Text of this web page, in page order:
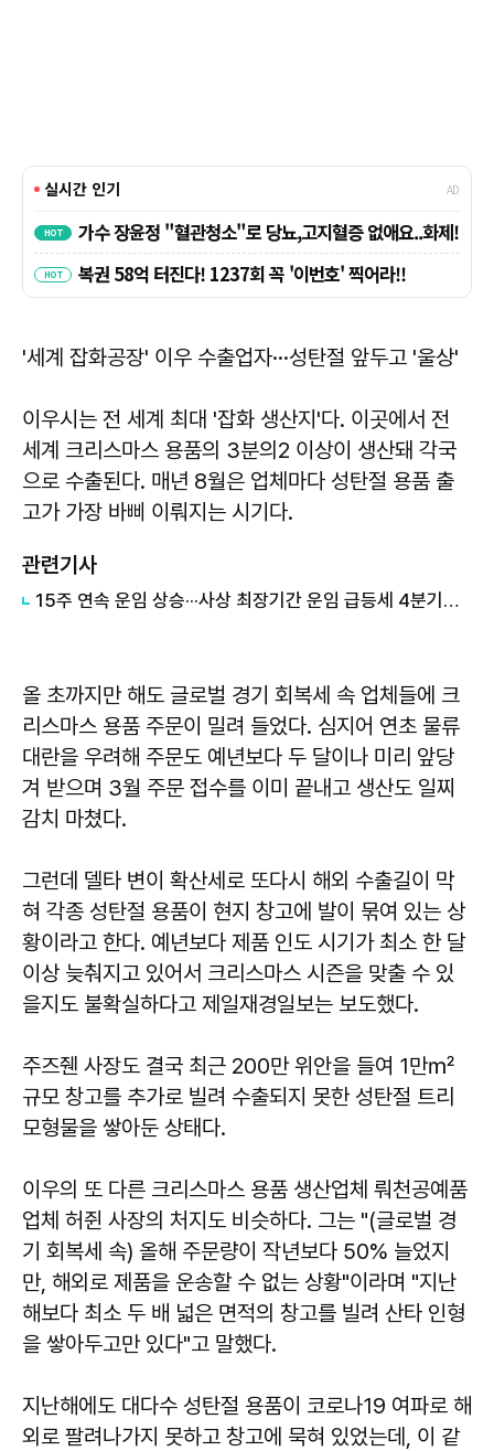
'세계 잡화공장' 이우 수출업자···성탄절 앞두고 '울상'
이우시는 전 세계 최대 '잡화 생산지'다. 이곳에서 전
세계 크리스마스 용품의 3분의2 이상이 생산돼 각국
으로 수출된다. 매년 8월은 업체마다 성탄절 용품 출
고가 가장 바삐 이뤄지는 시기다.
관련기사
15주 연속 운임 상승···사상 최장기간 운임 급등세 4분기까지 지속?
올 초까지만 해도 글로벌 경기 회복세 속 업체들에 크
리스마스 용품 주문이 밀려 들었다. 심지어 연초 물류
대란을 우려해 주문도 예년보다 두 달이나 미리 앞당
겨 받으며 3월 주문 접수를 이미 끝내고 생산도 일찌
감치 마쳤다.
그런데 델타 변이 확산세로 또다시 해외 수출길이 막
혀 각종 성탄절 용품이 현지 창고에 발이 묶여 있는 상
황이라고 한다. 예년보다 제품 인도 시기가 최소 한 달
이상 늦춰지고 있어서 크리스마스 시즌을 맞출 수 있
을지도 불확실하다고 제일재경일보는 보도했다.
주즈줸 사장도 결국 최근 200만 위안을 들여 1만㎡
규모 창고를 추가로 빌려 수출되지 못한 성탄절 트리
모형물을 쌓아둔 상태다.
이우의 또 다른 크리스마스 용품 생산업체 뤄천공예품
업체 허쥔 사장의 처지도 비슷하다. 그는 "(글로벌 경
기 회복세 속) 올해 주문량이 작년보다 50% 늘었지
만, 해외로 제품을 운송할 수 없는 상황"이라며 "지난
해보다 최소 두 배 넓은 면적의 창고를 빌려 산타 인형
을 쌓아두고만 있다"고 말했다.
지난해에도 대다수 성탄절 용품이 코로나19 여파로 해
외로 팔려나가지 못하고 창고에 묵혀 있었는데, 이 같